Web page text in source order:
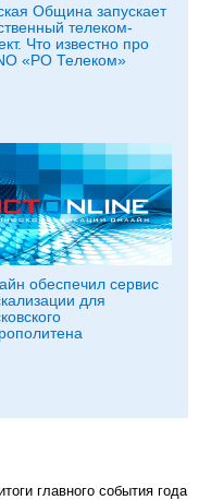
Община запускает
телеком-
Что известно про
«РО Телеком»
обеспечил сервис
для
главного события года